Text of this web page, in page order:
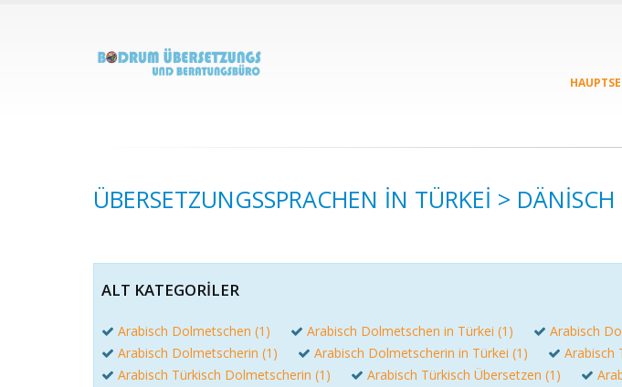
ÜBERSETZUNGSSPRACHEN IN TÜRKEI >
ALT KATEGORILER
Arabisch Dolmetschen (1) Arabisch Dolmetschen in Türkei (1) Arabisch
Arabisch Dolmetscherin (1)
Arabisch Dolmetscherin in Türkei (1) Arabisch
Arabisch Türkisch Dolmetscherin (1)
Arabisch Türkisch Übersetzen (1)